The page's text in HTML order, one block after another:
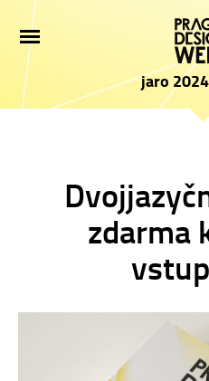
jaro 2024
zdarma
ÚVOD
NOVINKY
PRO NÁVŠTĚVNÍKY
PROGRAM